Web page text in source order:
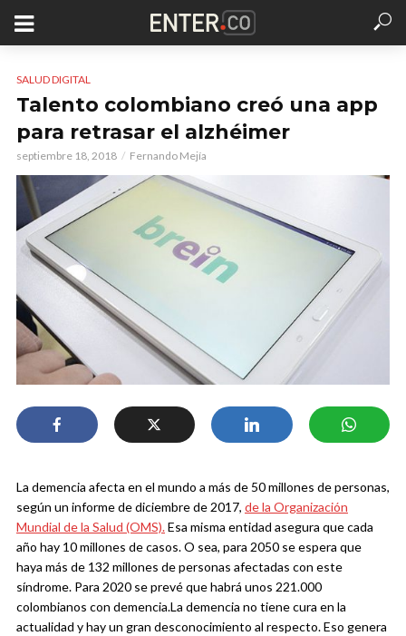
SALUD DIGITAL
Talento colombiano creó una app
para retrasar el alzhéimer
septiembre 18, 2018 Fernando Mejía
La demencia afecta en el mundo a más de 50 millones de personas,
según un informe de diciembre de 2017, de la Organización
Mundial de la Salud (OMS).Esa misma entidad asegura que cada
año hay 10 millones de casos. O sea, para 2050 se espera que
haya más de 132 millones de personas afectadas con este
síndrome. Para 2020 se prevé que habrá unos 221.000
colombianos con demencia.La demencia no tiene cura en la
actualidad y hay un gran desconocimiento al respecto. Eso genera